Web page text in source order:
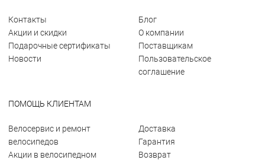
Контакты
Акции и скидки
Подарочные сертификаты
Новости
Блог
О компании
Поставщикам
Пользовательское
соглашение
ПОМОЩЬ КЛИЕНТАМ
Велосервис и ремонт
велосипедов
Акции в велосипедном
Доставка
Гарантия
Возврат